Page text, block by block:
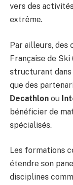
vers des
extrême.
Par ailleurs, des
Française de
structurant dans
que des
Decathlon ou
bénéficier de
spécialisés.
Les formations
étendre son
disciplines